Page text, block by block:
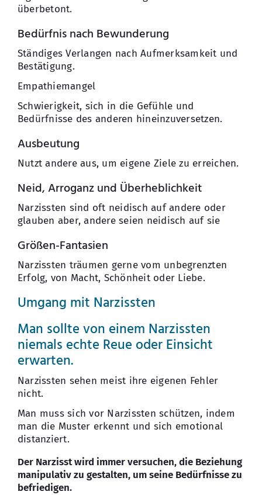
überbetont.
Bedürfnis nach Bewunderung
Ständiges Verlangen nach Aufmerksamkeit und
Bestätigung.
Empathiemangel
Schwierigkeit, sich in die Gefühle und
Bedürfnisse des anderen hineinzuversetzen.
Ausbeutung
Nutzt andere aus, um eigene Ziele zu erreichen.
Neid, Arroganz und Überheblichkeit
Narzissten sind oft neidisch auf andere oder
glauben aber, andere seien neidisch auf sie
Größen-Fantasien
Narzissten träumen gerne vom unbegrenzten
Erfolg, von Macht, Schönheit oder Liebe.
Umgang mit Narzissten
Man sollte von einem Narzissten
niemals echte Reue oder Einsicht
erwarten.
Narzissten sehen meist ihre eigenen Fehler
nicht.
Man muss sich vor Narzissten schützen, indem
man die Muster erkennt und sich emotional
distanziert.
Der Narzisst wird immer versuchen, die Beziehung
manipulativ zu gestalten, um seine Bedürfnisse zu
befriedigen.